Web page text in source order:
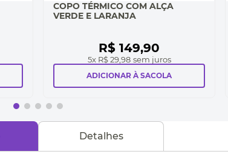
COPO TÉRMICO COM ALÇA
VERDE E LARANJA
R$ 149,90
5x R$ 29,98 sem juros
ADICIONAR À SACOLA
Detalhes